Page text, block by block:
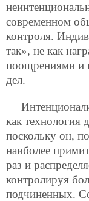
современном
контроля.
так», не как
поощрениями и
дел.
как технология
поскольку он,
наиболее
раз и
контролируя
подчиненных.